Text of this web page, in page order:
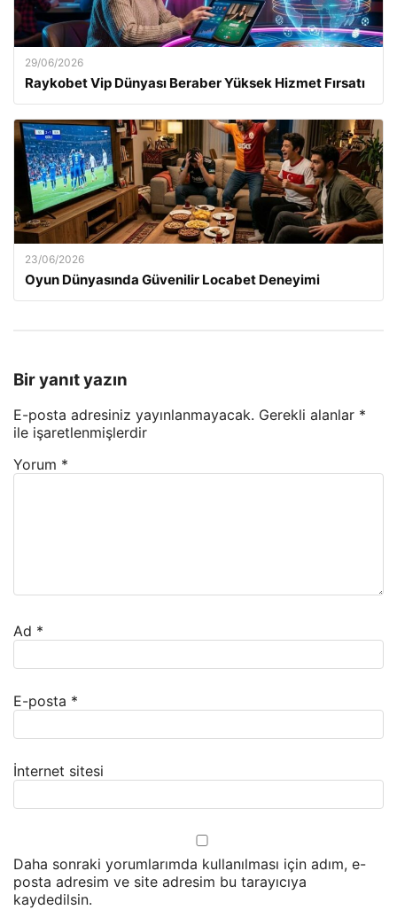
29/06/2026
Raykobet Vip Dünyası Beraber Yüksek Hizmet Fırsatı
23/06/2026
Oyun Dünyasında Güvenilir Locabet Deneyimi
Bir yanıt yazın
E-posta adresiniz yayınlanmayacak. Gerekli alanlar *
ile işaretlenmişlerdir
Yorum *
Ad *
E-posta *
İnternet sitesi
Daha sonraki yorumlarımda kullanılması için adım, e-
posta adresim ve site adresim bu tarayıcıya
kaydedilsin.